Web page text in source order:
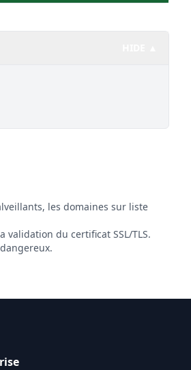
les domaines sur liste
du certificat SSL/TLS.